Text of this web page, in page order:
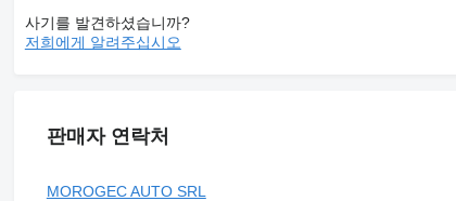
사기를 발견하셨습니까?
저희에게 알려주십시오
판매자 연락처
MOROGEC AUTO SRL